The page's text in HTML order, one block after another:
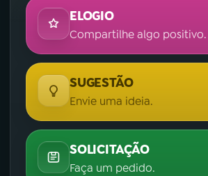
ELOGIO
Compartilhe algo positivo.
SUGESTÃO
Envie uma ideia.
SOLICITAÇÃO
Faça um pedido.